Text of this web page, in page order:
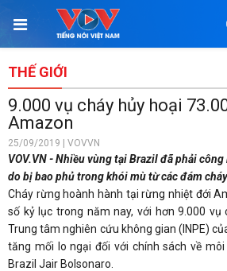
THẾ GIỚI
9.000 vụ cháy hủy hoại
Amazon
25/09/2019 | VOVVN
VOV.VN - Nhiều vùng tại Brazil đã phải
do bị bao phủ trong khói mù từ các đám
Cháy rừng hoành hành tại rừng nhiệt đới
số kỷ lục trong năm nay, với hơn 9.000 vụ
Trung tâm nghiên cứu không gian (INPE)
tăng mối lo ngại đối với chính sách về
Brazil Jair Bolsonaro.